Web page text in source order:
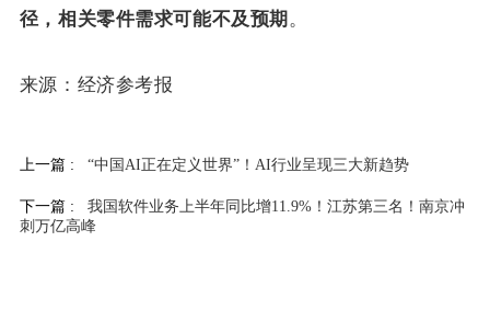
径，相关零件需求可能不及预期 。
来源：经济参考报
上一篇 : “中国AI正在定义世界”！AI行业呈现三大新趋势
下一篇 : 我国软件业务上半年同比增11.9%！江苏第三名！南京冲
刺万亿高峰